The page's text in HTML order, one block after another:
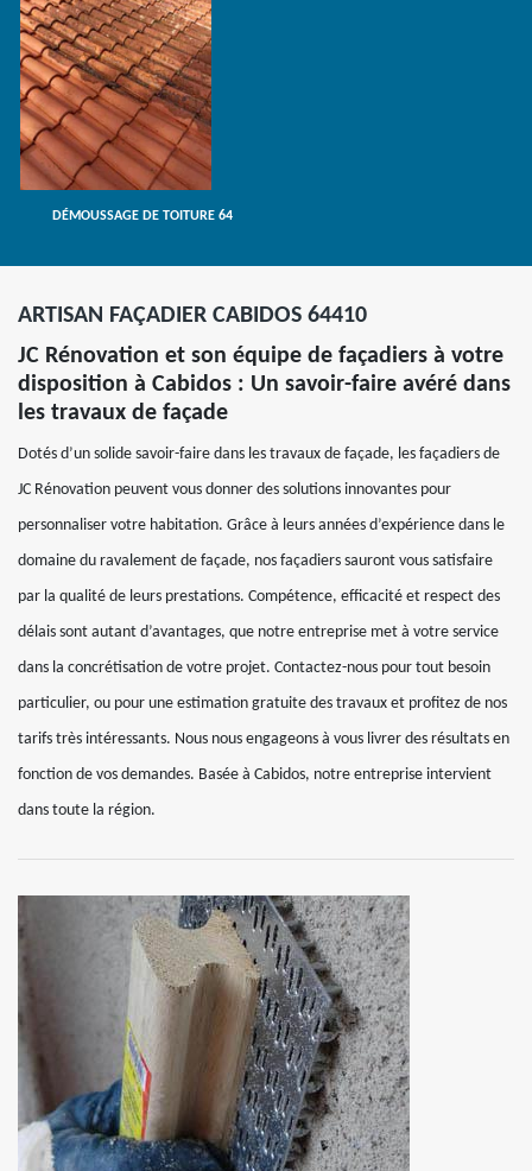
DÉMOUSSAGE DE TOITURE 64
ARTISAN FAÇADIER CABIDOS 64410
JC Rénovation et son équipe de façadiers à votre
disposition à Cabidos : Un savoir-faire avéré dans
les travaux de façade
Dotés d’un solide savoir-faire dans les travaux de façade, les façadiers de
JC Rénovation peuvent vous donner des solutions innovantes pour
personnaliser votre habitation. Grâce à leurs années d’expérience dans le
domaine du ravalement de façade, nos façadiers sauront vous satisfaire
par la qualité de leurs prestations. Compétence, efficacité et respect des
délais sont autant d’avantages, que notre entreprise met à votre service
dans la concrétisation de votre projet. Contactez-nous pour tout besoin
particulier, ou pour une estimation gratuite des travaux et profitez de nos
tarifs très intéressants. Nous nous engageons à vous livrer des résultats en
fonction de vos demandes. Basée à Cabidos, notre entreprise intervient
dans toute la région.